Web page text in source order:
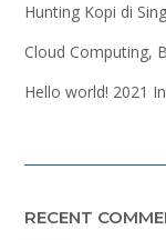
Hunting Kopi di
Cloud Computing,
Hello world! 2021
RECENT